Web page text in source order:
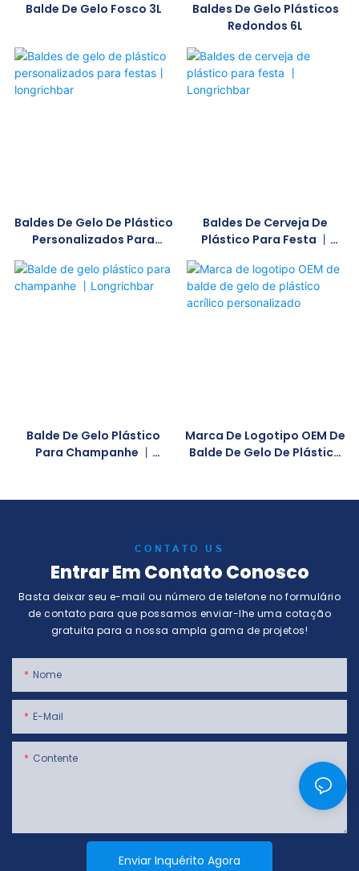
Balde De Gelo Fosco 3L
Baldes De Gelo Plásticos
Redondos 6L
Baldes De Gelo De Plástico
Personalizados Para
Baldes De Cerveja De
Plástico Para Festa 丨
Balde De Gelo Plástico
Para Champanhe 丨
Marca De Logotipo OEM De
Balde De Gelo De Plástico
CONTATO US
Entrar Em Contato Conosco
Basta deixar seu e-mail ou número de telefone no formulário
de contato para que possamos enviar-lhe uma cotação
gratuita para a nossa ampla gama de projetos!
Nome
E-Mail
Contente
Enviar Inquérito Agora